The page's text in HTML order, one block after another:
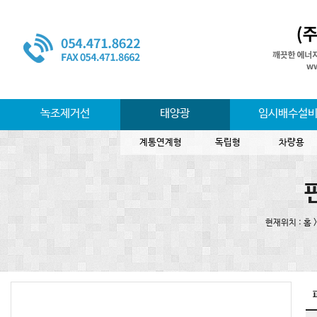
녹조제거선 태양광 임시배수설
계통연계형 독립형 차량용
현재위치 : 홈